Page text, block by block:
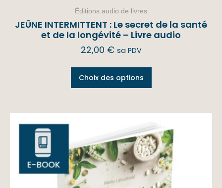
Éditions audio de livres
JEÛNE INTERMITTENT : Le secret de la santé
et de la longévité – Livre audio
22,00 € sa PDV
Choix des options